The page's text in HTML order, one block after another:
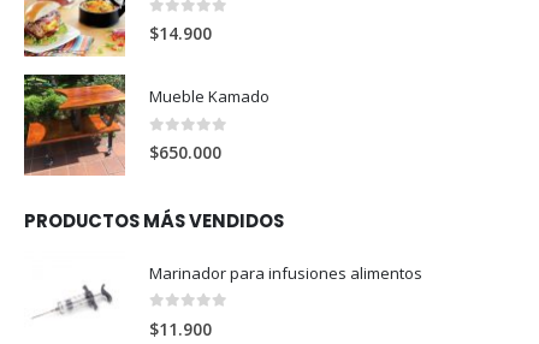
0 out of 5
$14.900
Mueble Kamado
0
$650.000
PRODUCTOS MÁS VENDIDOS
Marinador para infusiones alimentos
0
$11.900